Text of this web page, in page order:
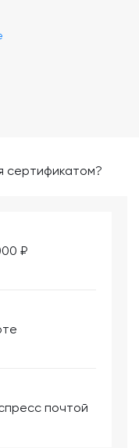
сертификатом?
₽
почтой